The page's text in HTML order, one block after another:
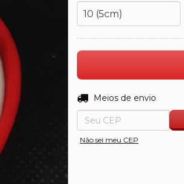
Entregas para o CEP:
Meios de envio
Não sei meu CEP